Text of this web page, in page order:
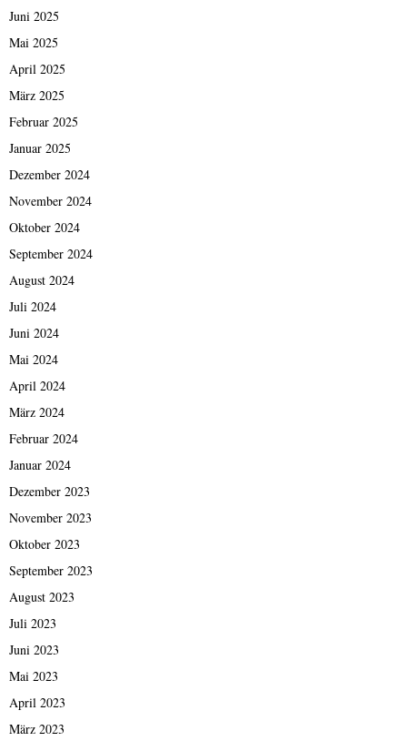
Juni 2025
Mai 2025
April 2025
März 2025
Februar 2025
Januar 2025
Dezember 2024
November 2024
Oktober 2024
September 2024
August 2024
Juli 2024
Juni 2024
Mai 2024
April 2024
März 2024
Februar 2024
Januar 2024
Dezember 2023
November 2023
Oktober 2023
September 2023
August 2023
Juli 2023
Juni 2023
Mai 2023
April 2023
März 2023